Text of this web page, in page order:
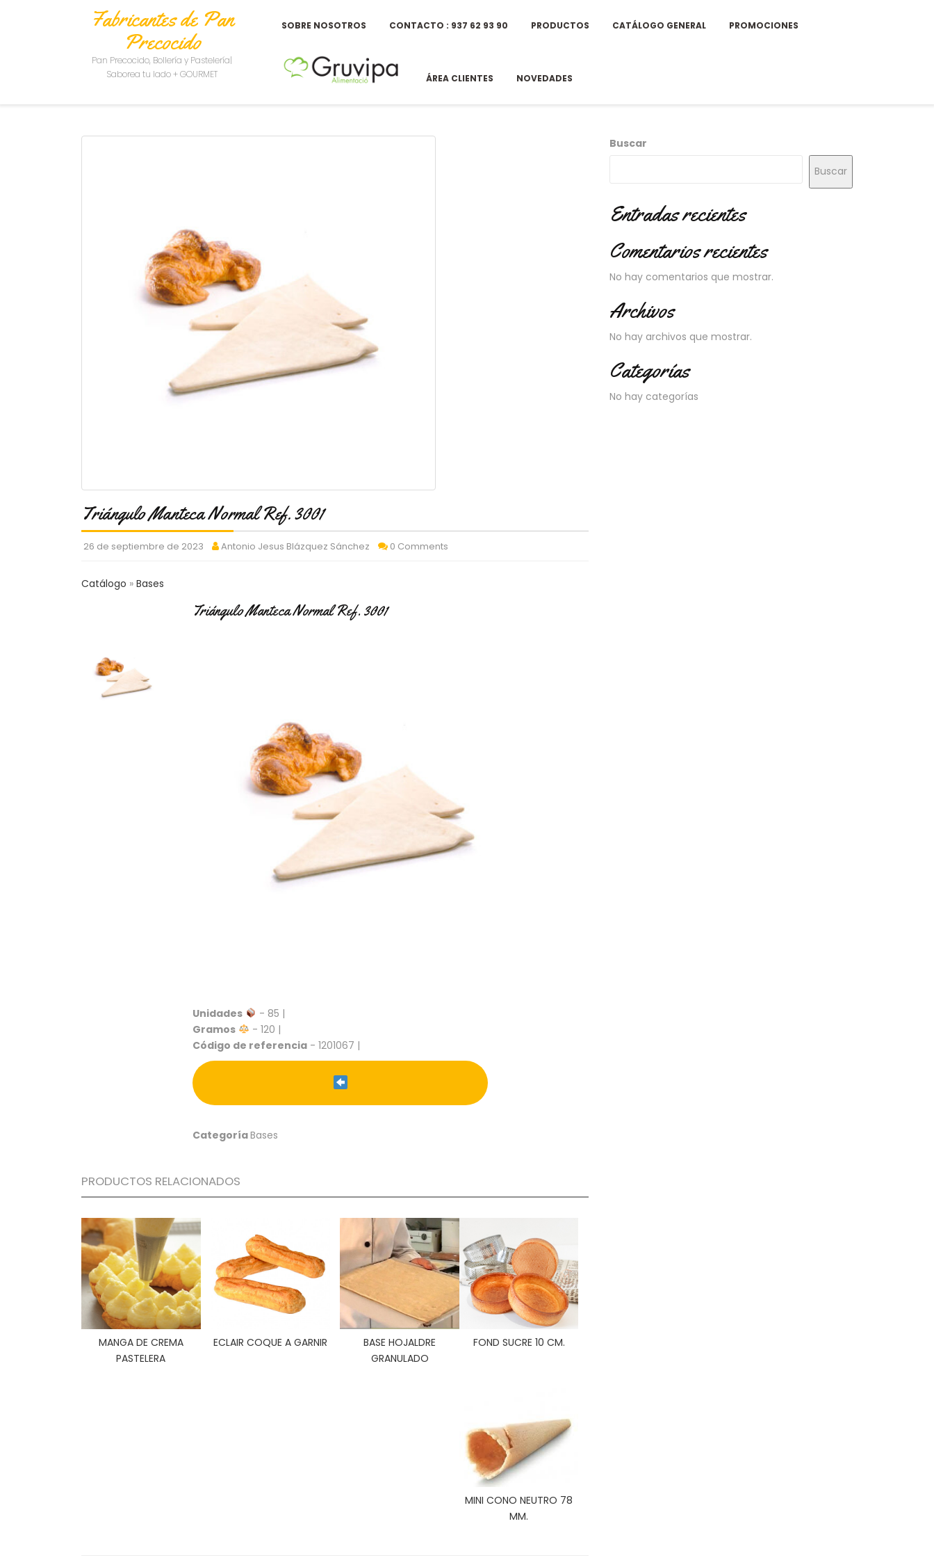
Fabricantes de Pan
Precocido
Pan Precocido, Bollería y Pastelería|
Saborea tu lado + GOURMET
SOBRE NOSOTROS CONTACTO : 937 62 93 90 PRODUCTOS CATÁLOGO GENERAL PROMOCIONES
ÁREA CLIENTES NOVEDADES
Triángulo Manteca Normal Ref. 3001
26 de septiembre de 2023 Antonio Jesus Blázquez Sánchez 0 Comments
Catálogo Bases
Triángulo Manteca Normal Ref. 3001
Unidades
- 85 |
Gramos
- 120 |
Código de referencia - 1201067 |
CategoríaBases
PRODUCTOS RELACIONADOS
MANGA DE CREMA
PASTELERA
ECLAIR COQUE A GARNIR
BASE HOJALDRE
GRANULADO
FOND SUCRE 10 CM.
MINI CONO NEUTRO 78
MM.
Buscar
Buscar
Entradas recientes
Comentarios recientes
No hay comentarios que mostrar.
Archivos
No hay archivos que mostrar.
Categorías
No hay categorías